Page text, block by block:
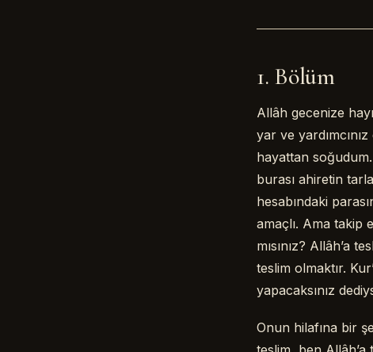
1. Bölüm
Allâh gecenize
yar ve
hayattan
burası ahiretin
hesabındaki
amaçlı. Ama takip
mısınız? Allâh’a
teslim olmaktır.
yapacaksınız
Onun hilafına bir